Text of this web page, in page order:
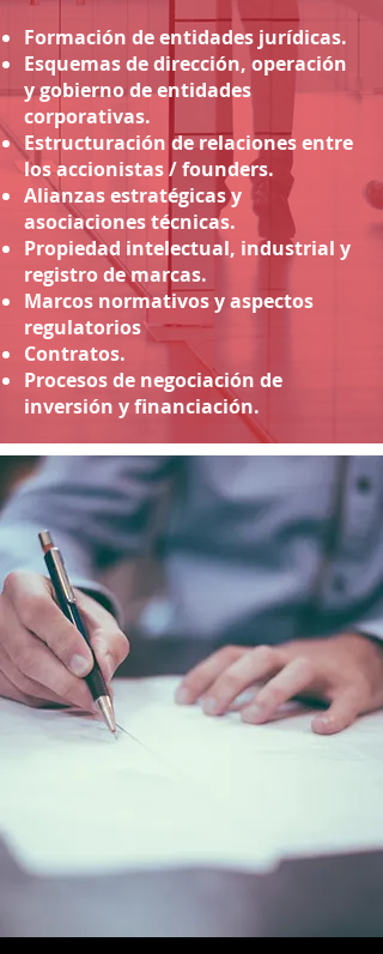
Formación de entidades jurídicas.
Esquemas de dirección, operación
y gobierno de entidades
corporativas.
Estructuración de relaciones entre
los accionistas / founders.
Alianzas estratégicas y
asociaciones técnicas.
Propiedad intelectual, industrial y
registro de marcas.
Marcos normativos y aspectos
regulatorios
Contratos.
Procesos de negociación de
inversión y financiación.